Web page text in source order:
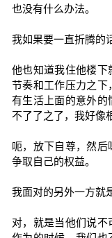
也没有什么办法。
我如果要一直折腾的
他也知道我住他楼下
节奏和工作压力之下
有生活上面的意外的
不了了之了，我好像
呃，放下自尊，然
争取自己的权益。
我面对的另外一方就
对，就是当他们说